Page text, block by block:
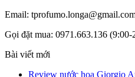
Email:
Gọi đặt mua: 0971.663.136 (9:00-
Bài viết mới
Review nước hoa Giorgio